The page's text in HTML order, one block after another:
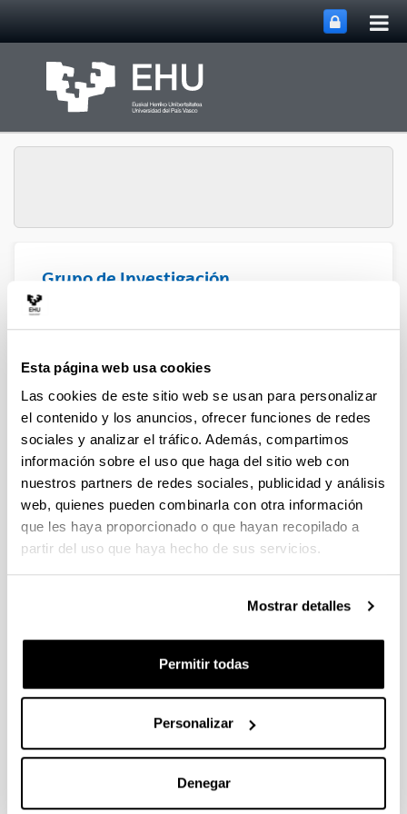
Esta página web usa cookies
Las cookies de este sitio web se usan para personalizar
el contenido y los anuncios, ofrecer funciones de redes
sociales y analizar el tráfico. Además, compartimos
información sobre el uso que haga del sitio web con
nuestros partners de redes sociales, publicidad y análisis
web, quienes pueden combinarla con otra información
que les haya proporcionado o que hayan recopilado a
partir del uso que haya hecho de sus servicios.
Mostrar detalles
Permitir todas
Personalizar
Denegar
Grupo de Investigación
Catálisis Asimétrica y
Amaiur Odriozola Nuin
(Ph.D. 2018, Current position:
Researcher Eurofins Villapharma,
Murcia, Spain)